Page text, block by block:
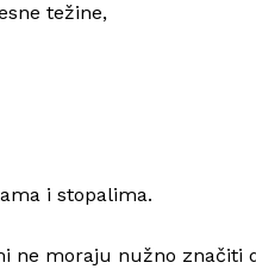
težine,
i stopalima.
ne moraju nužno značiti